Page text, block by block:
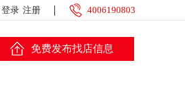
登录 注册 4006190803
免费发布找店信息